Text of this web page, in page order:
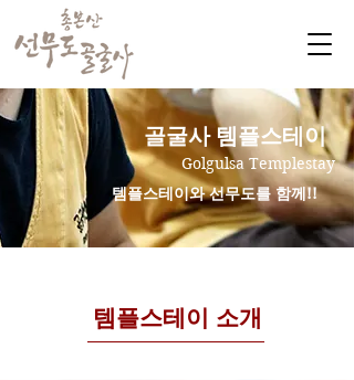
​골굴사 템플스테이
Golgulsa Templestay
템플스테이와 선무도를 함께!!
템플스테이 소개